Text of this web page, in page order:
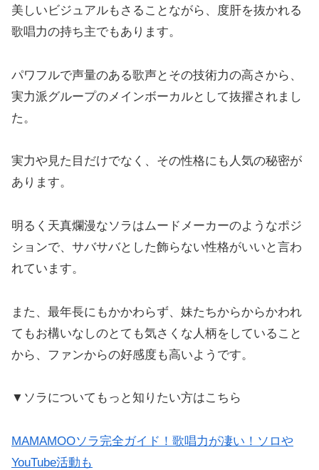
美しいビジュアルもさることながら、度肝を抜かれる
歌唱力の持ち主でもあります。
パワフルで声量のある歌声とその技術力の高さから、
実力派グループのメインボーカルとして抜擢されまし
た。
実力や見た目だけでなく、その性格にも人気の秘密が
あります。
明るく天真爛漫なソラはムードメーカーのようなポジ
ションで、サバサバとした飾らない性格がいいと言わ
れています。
また、最年長にもかかわらず、妹たちからからかわれ
てもお構いなしのとても気さくな人柄をしていること
から、ファンからの好感度も高いようです。
▼ソラについてもっと知りたい方はこちら
MAMAMOOソラ完全ガイド！歌唱力が凄い！ソロや
YouTube活動も